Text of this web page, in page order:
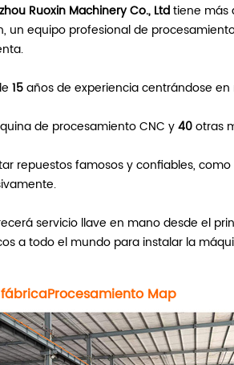
Ruoxin Machinery Co., Ltdtiene más
un equipo profesional de
15años de experiencia centrándose
de procesamiento CNC y40otras
repuestos famosos y confiables, como
servicio llave en mano desde el
a todo el mundo para instalar la
ProcesamientoMap